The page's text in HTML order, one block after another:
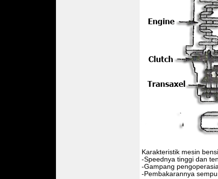
Karakteristik mesin
-Speednya tinggi dan
-Gampang
-Pembakarannya